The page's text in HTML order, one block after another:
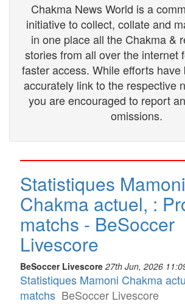
Chakma News World is a
initiative to collect, collate and
in one place all the Chakma &
stories from all over the internet
faster access. While efforts have
accurately link to the respective
you are encouraged to report
omissions.
Statistiques Mamoni
Chakma actuel, :
matchs - BeSoccer
Livescore
BeSoccer Livescore 27th Jun, 2026
Statistiques Mamoni Chakma
matchs BeSoccer Livescore